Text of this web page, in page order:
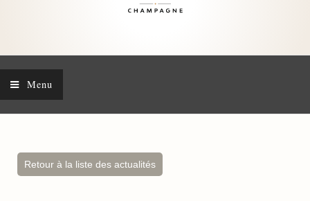
Menu
Retour à la liste des actualités